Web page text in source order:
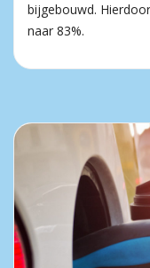
bijgebouwd.
naar 83%.